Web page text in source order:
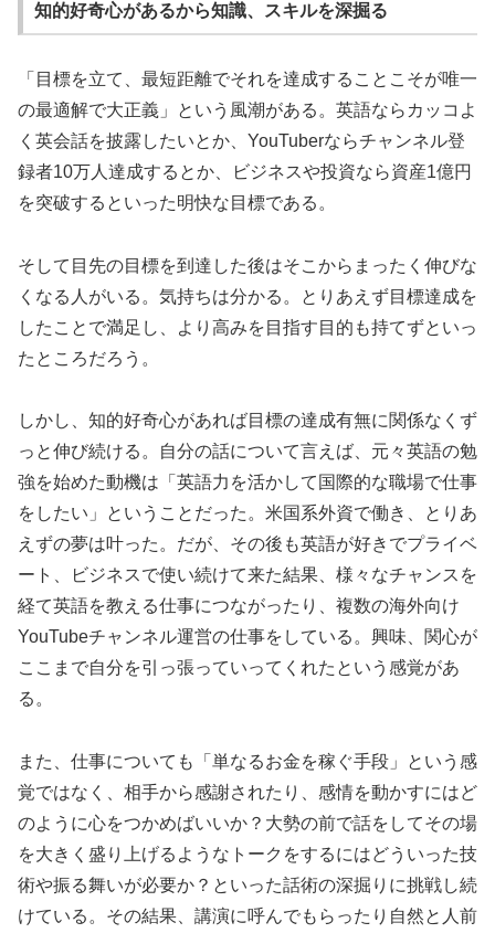
知的好奇心があるから知識、スキルを深掘る
「目標を立て、最短距離でそれを達成することこそが唯一
の最適解で大正義」という風潮がある。英語ならカッコよ
く英会話を披露したいとか、YouTuberならチャンネル登
録者10万人達成するとか、ビジネスや投資なら資産1億円
を突破するといった明快な目標である。
そして目先の目標を到達した後はそこからまったく伸びな
くなる人がいる。気持ちは分かる。とりあえず目標達成を
したことで満足し、より高みを目指す目的も持てずといっ
たところだろう。
しかし、知的好奇心があれば目標の達成有無に関係なくず
っと伸び続ける。自分の話について言えば、元々英語の勉
強を始めた動機は「英語力を活かして国際的な職場で仕事
をしたい」ということだった。米国系外資で働き、とりあ
えずの夢は叶った。だが、その後も英語が好きでプライベ
ート、ビジネスで使い続けて来た結果、様々なチャンスを
経て英語を教える仕事につながったり、複数の海外向け
YouTubeチャンネル運営の仕事をしている。興味、関心が
ここまで自分を引っ張っていってくれたという感覚があ
る。
また、仕事についても「単なるお金を稼ぐ手段」という感
覚ではなく、相手から感謝されたり、感情を動かすにはど
のように心をつかめばいいか？大勢の前で話をしてその場
を大きく盛り上げるようなトークをするにはどういった技
術や振る舞いが必要か？といった話術の深掘りに挑戦し続
けている。その結果、講演に呼んでもらったり自然と人前